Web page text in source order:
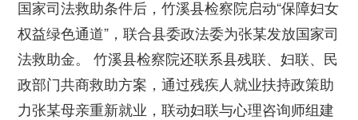
国家司法救助条件后，竹溪县检察院启动“保障妇女
权益绿色通道”，联合县委政法委为张某发放国家司
法救助金。 竹溪县检察院还联系县残联、妇联、民
政部门共商救助方案，通过残疾人就业扶持政策助
力张某母亲重新就业，联动妇联与心理咨询师组建